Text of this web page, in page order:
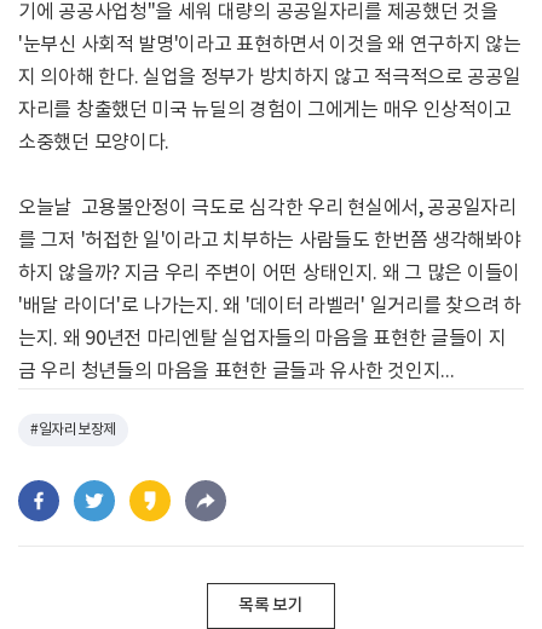
기에 공공사업청"을 세워 대량의 공공일자리를 제공했던 것을
'눈부신 사회적 발명'이라고 표현하면서 이것을 왜 연구하지 않는
지 의아해 한다. 실업을 정부가 방치하지 않고 적극적으로 공공일
자리를 창출했던 미국 뉴딜의 경험이 그에게는 매우 인상적이고
소중했던 모양이다.
오늘날 고용불안정이 극도로 심각한 우리 현실에서, 공공일자리
를 그저 '허접한 일'이라고 치부하는 사람들도 한번쯤 생각해봐야
하지 않을까? 지금 우리 주변이 어떤 상태인지. 왜 그 많은 이들이
'배달 라이더'로 나가는지. 왜 '데이터 라벨러' 일거리를 찾으려 하
는지. 왜 90년전 마리엔탈 실업자들의 마음을 표현한 글들이 지
금 우리 청년들의 마음을 표현한 글들과 유사한 것인지...
#일자리보장제
목록 보기